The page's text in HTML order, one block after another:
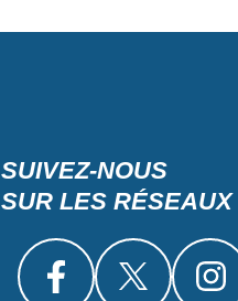
SUIVEZ-NOUS
SUR LES RÉSEAUX